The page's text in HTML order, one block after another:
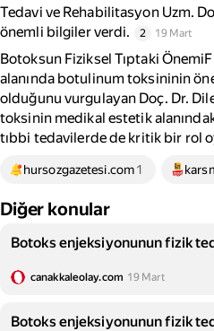
Tedavi ve Rehabilitasyon Uzm.
önemli bilgiler verdi.
2 19 Mart
Botoksun Fiziksel Tıptaki
alanında botulinum toksininin
olduğunu vurgulayan Doç. Dr.
toksinin medikal estetik
tıbbi tedavilerde de kritik bir rol
hursozgazetesi.com1
Diğer konular
Botoks enjeksiyonunun fizik
canakkaleolay.com 19 Mart
Botoks enjeksiyonunun fizik